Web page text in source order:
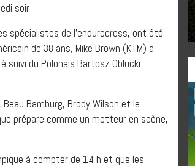
soir.
spécialistes de l’endurocross, ont été
de 38 ans, Mike Brown (KTM) a
suivi du Polonais Bartosz Oblucki
Bamburg, Brody Wilson et le
prépare comme un metteur en scène,
à compter de 14 h et que les